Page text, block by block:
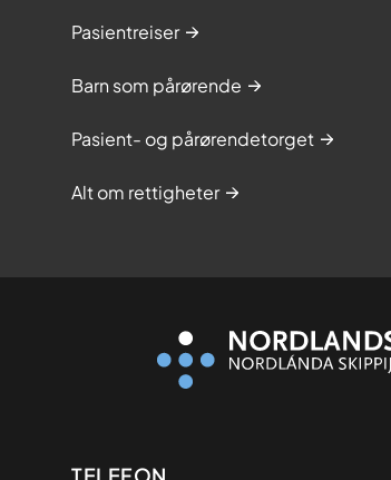
Pasientreiser
Barn som pårørende
Pasient- og pårørendetorget
Alt om rettigheter